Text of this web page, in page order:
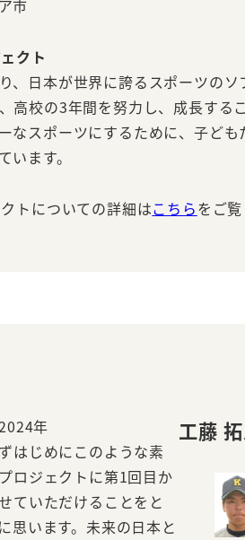
市
クト
、日本が世界に誇るスポーツの
高校の3年間を努力し、成長する
なスポーツにするために、子ど
います。
トについての詳細はこちらをご覧
年
はじめにこのような素
ロジェクトに第1回目か
ていただけることをと
思います。未来の日本と
工藤